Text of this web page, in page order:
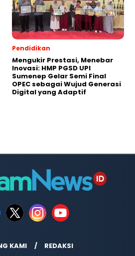
Pendidikan
Mengukir Prestasi, Menebar
Inovasi: HMP PGSD UPI
Sumenep Gelar Semi Final
OPEC sebagai Wujud Generasi
Digital yang Adaptif
KAMI REDAKSI